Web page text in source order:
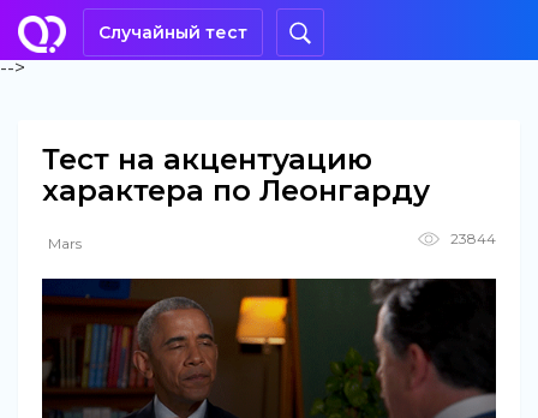
Случайный тест
-->
Тест на акцентуацию
характера по Леонгарду
Mars 23844